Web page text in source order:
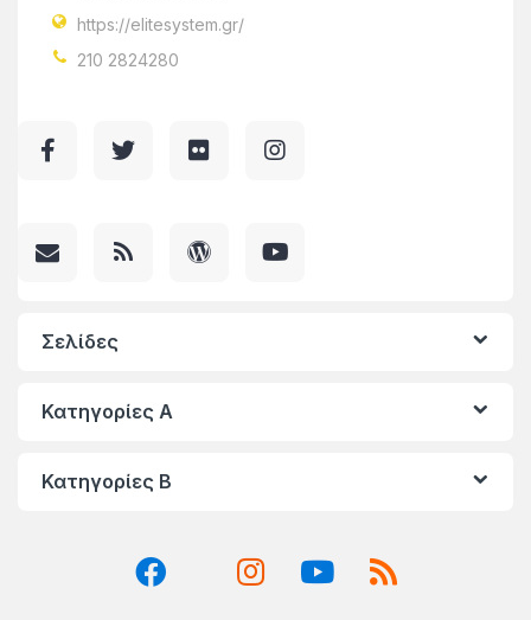
https://elitesystem.gr/
210 2824280
Σελίδες
Κατηγορίες A
Κατηγορίες Β